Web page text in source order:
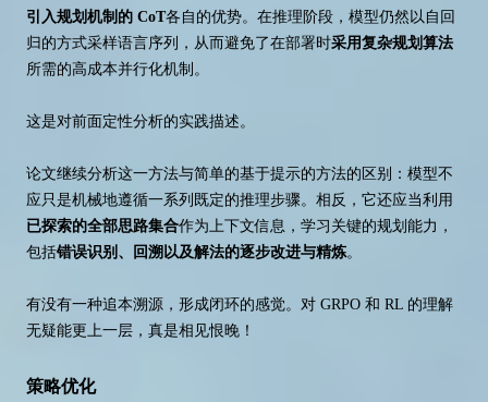
引入规划机制的 CoT各自的优势。在推理阶段，模型仍然以自回
归的方式采样语言序列，从而避免了在部署时采用复杂规划算法
所需的高成本并行化机制。
这是对前面定性分析的实践描述。
论文继续分析这一方法与简单的基于提示的方法的区别：模型不
应只是机械地遵循一系列既定的推理步骤。相反，它还应当利用
已探索的全部思路集合作为上下文信息，学习关键的规划能力，
包括错误识别、回溯以及解法的逐步改进与精炼。
有没有一种追本溯源，形成闭环的感觉。对 GRPO 和 RL 的理解
无疑能更上一层，真是相见恨晚！
策略优化